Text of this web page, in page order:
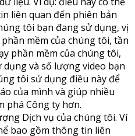
liên quan đến phiên bản
tôi bạn đang sử dụng, vị
mềm của chúng tôi, tần
phần mềm của chúng tôi,
và số lượng video bạn
tôi sử dụng điều này để
của mình và giúp nhiều
phá Công ty hơn.
Dịch vụ của chúng tôi. Ví
bao gồm thông tin liên